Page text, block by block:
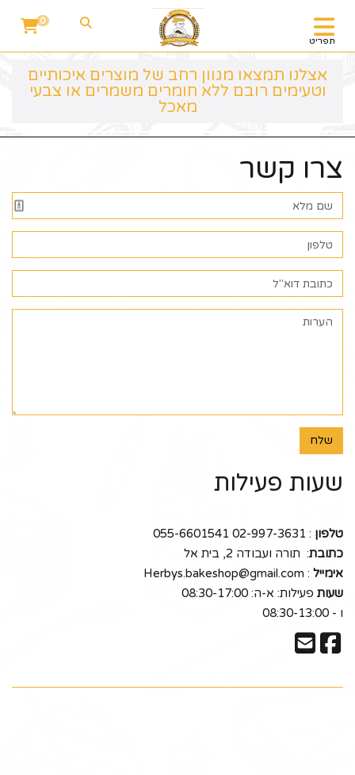
תפריט
0
אצלנו תמצאו מגוון רחב של מוצרים איכותיים
וטעימים רובם ללא חומרים משמרים או צבעי
מאכל
צרו קשר
שלח
שעות פעילות
טלפון : 02-997-3631 055-6601541
כתובת: תורה ועבודה 2, בית אל
אימייל :
Herbys.bakeshop@gmail.com
שעות פעילות: א-ה: 08:30-17:00
ו - 08:30-13:00